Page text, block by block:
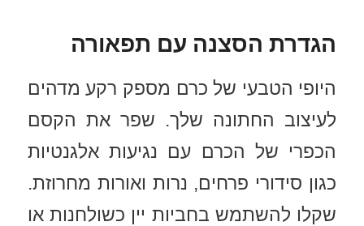
הגדרת הסצנה עם תפאורה
היופי הטבעי של כרם מספק רקע מדהים
לעיצוב החתונה שלך. שפר את הקסם
הכפרי של הכרם עם נגיעות אלגנטיות
כגון סידורי פרחים, נרות ואורות מחרוזת.
שקלו להשתמש בחביות יין כשולחנות או